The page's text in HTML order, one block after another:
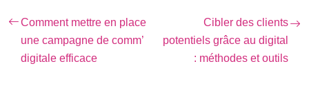
Comment mettre en place
une campagne de comm’
digitale efficace
Cibler des clients
potentiels grâce au digital
: méthodes et outils